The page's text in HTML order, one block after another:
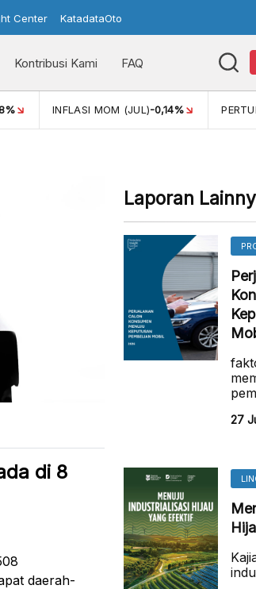
Center KatadataOto
Kontribusi Kami FAQ
PERTUMBUHAN EKONOMI5,11%
di 8
daerah-
Laporan
27